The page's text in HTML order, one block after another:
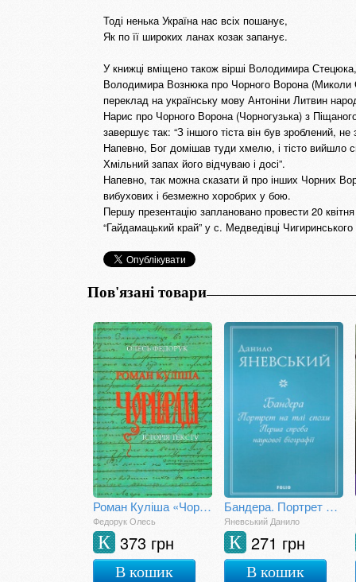
Тоді ненька Україна наc всіх пошанує,
Як по її широких ланах козак запанує.
У книжці вміщено також вірші Володимира
Володимира Вознюка про Чорного Ворона (Миколи
переклад на українську мову Антоніни Литвин
Нарис про Чорного Ворона (Чорногузька) з
завершує так: “З іншого тіста він був зроблений,
Напевно, Бог домішав туди хмелю, і тісто вийшло
Хмільний запах його відчуваю і досі”.
Напевно, так можна сказати й про інших Чорних
вибухових і безмежно хоробрих у бою.
Першу презентацію заплановано провести 20
“Гайдамацький край” у с. Медведівці
Пов'язані товари
Роман Куліша «Чорна рада»: історія тексту
Федорук Олесь
373 грн
К
В кошик
Бандера. Портрет на тлі епохи. Перша спроба наукової біографії
Яневський Данило
271 грн
К
В кошик